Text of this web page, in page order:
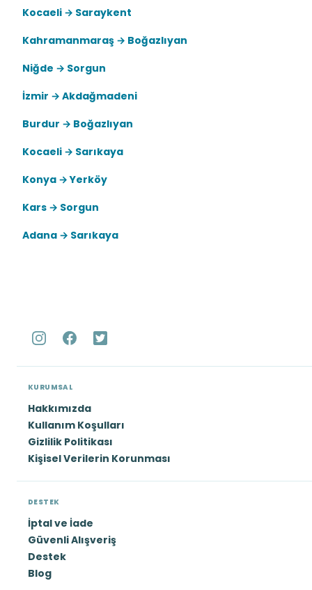
Kocaeli → Saraykent
Kahramanmaraş → Boğazlıyan
Niğde → Sorgun
İzmir → Akdağmadeni
Burdur → Boğazlıyan
Kocaeli → Sarıkaya
Konya → Yerköy
Kars → Sorgun
Adana → Sarıkaya
KURUMSAL
Hakkımızda
Kullanım Koşulları
Gizlilik Politikası
Kişisel Verilerin Korunması
DESTEK
İptal ve İade
Güvenli Alışveriş
Destek
Blog